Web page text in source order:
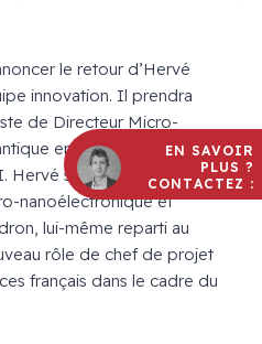
le retour d’Hervé
innovation. Il prendra
de Directeur Micro-
en charge du Centre
succède ainsi à la
nanoélectronique et
lui-même reparti au
rôle de chef de projet
français dans le cadre du
EN SAVOIR
PLUS ?
CONTACTEZ :